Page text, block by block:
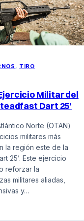
, TIRO
Militar del
Dart 25’
Norte (OTAN)
militares más
la región este de la
25’. Este ejercicio
reforzar la
militares aliadas,
y…